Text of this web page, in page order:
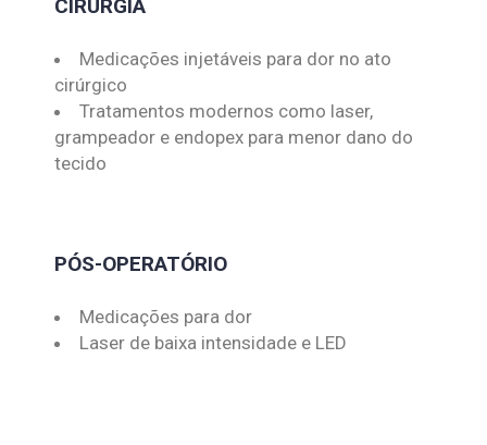
CIRURGIA
Medicações injetáveis para dor no ato
cirúrgico
Tratamentos modernos como laser,
grampeador e endopex para menor dano do
tecido
PÓS-OPERATÓRIO
Medicações para dor
Laser de baixa intensidade e LED